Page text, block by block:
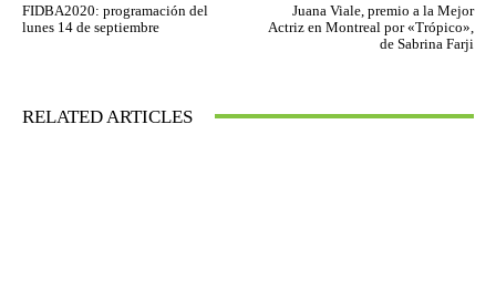
FIDBA2020: programación del
lunes 14 de septiembre
Juana Viale, premio a la Mejor
Actriz en Montreal por «Trópico»,
de Sabrina Farji
RELATED ARTICLES